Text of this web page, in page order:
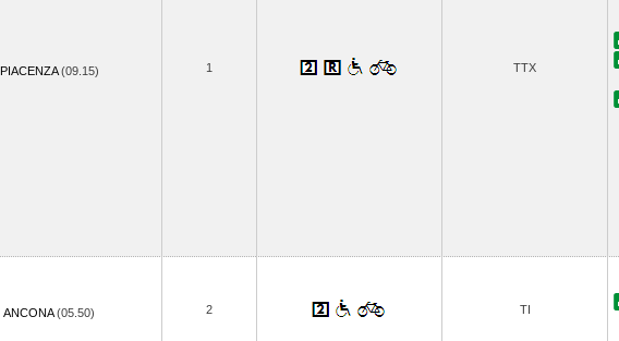
PIACENZA(09.15) 1 TTX
ANCONA(05.50) 2 TI